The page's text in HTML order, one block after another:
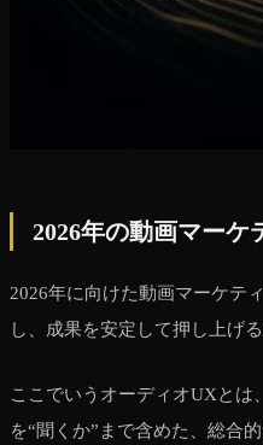
2026年の動画マーケ
2026年に向けた動画マーケテ
し、成果を安定して押し上げ
ここでいうオーディオUXと
を“聞くか”まで含めた、総合